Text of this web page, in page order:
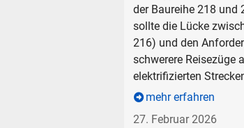
der Baureihe 218 und
sollte die Lücke
216) und den
schwerere Reisezüge
elektrifizierten
mehr erfahren
27. Februar 2026